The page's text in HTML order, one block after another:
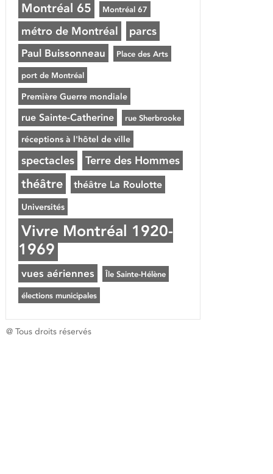
Montréal 65 Montréal 67
métro de Montréal parcs
Paul Buissonneau Place des Arts
port de Montréal
Première Guerre mondiale
rue Sainte-Catherine rue Sherbrooke
réceptions à l'hôtel de ville
spectacles Terre des Hommes
théâtre théâtre La Roulotte
Universités
Vivre Montréal 1920-
1969
vues aériennes Île Sainte-Hélène
élections municipales
@ Tous droits réservés